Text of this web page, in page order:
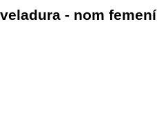
veladura - nom femení